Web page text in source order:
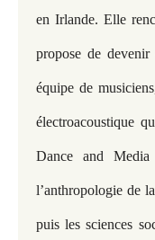
en Irlande. Elle
propose de
équipe de
électroacoustique
Dance and
l’anthropologie de
puis les sciences